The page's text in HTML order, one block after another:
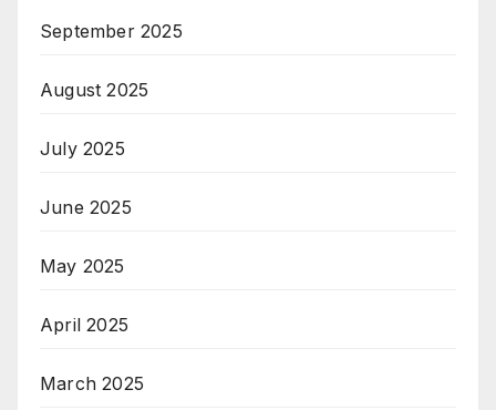
September 2025
August 2025
July 2025
June 2025
May 2025
April 2025
March 2025